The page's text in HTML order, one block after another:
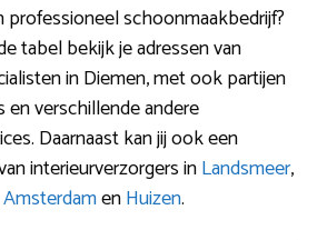
professioneel schoonmaakbedrijf?
tabel bekijk je adressen van
in Diemen, met ook partijen
en verschillende andere
Daarnaast kan jij ook een
interieurverzorgers inLandsmeer,
AmsterdamenHuizen.